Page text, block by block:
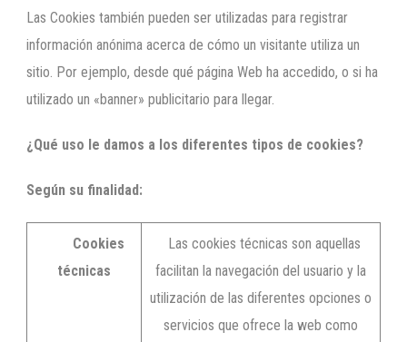
Las Cookies también pueden ser utilizadas para registrar
información anónima acerca de cómo un visitante utiliza un
sitio. Por ejemplo, desde qué página Web ha accedido, o si ha
utilizado un «banner» publicitario para llegar.
¿Qué uso le damos a los diferentes tipos de cookies?
Según su finalidad:
Cookies
técnicas
Las cookies técnicas son aquellas
facilitan la navegación del usuario y la
utilización de las diferentes opciones o
servicios que ofrece la web como